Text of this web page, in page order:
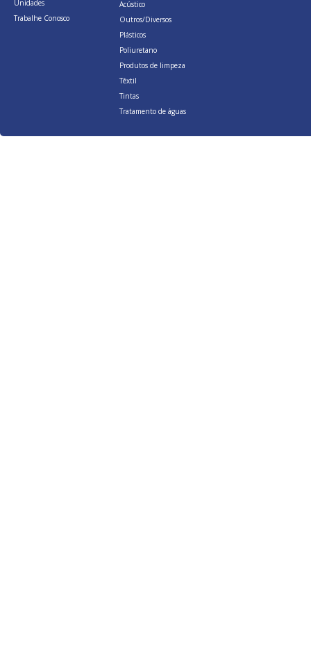
Unidades
Trabalhe Conosco
Acústico
Outros/Diversos
Plásticos
Poliuretano
Produtos de limpeza
Têxtil
Tintas
Tratamento de águas